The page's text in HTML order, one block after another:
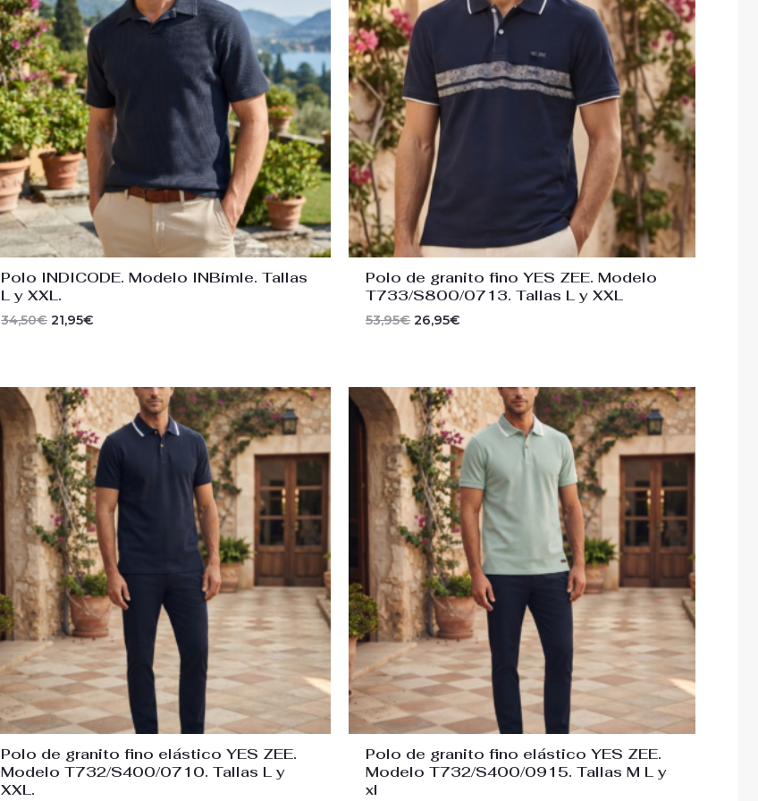
Polo INDICODE. Modelo INBimle. Tallas
L y XXL.
34,50€ 21,95€
Polo de granito fino YES ZEE. Modelo
T733/S800/0713. Tallas L y XXL
53,95€ 26,95€
Polo de granito fino elástico YES ZEE.
Modelo T732/S400/0710. Tallas L y
XXL.
El
precio
original
era:
46,00€.
El
precio
actual
es:
32,00€.
Polo de granito fino elástico YES ZEE.
Modelo T732/S400/0915. Tallas M L y
xl
El
precio
original
era:
46,00€.
El
precio
actual
es:
32,00€.